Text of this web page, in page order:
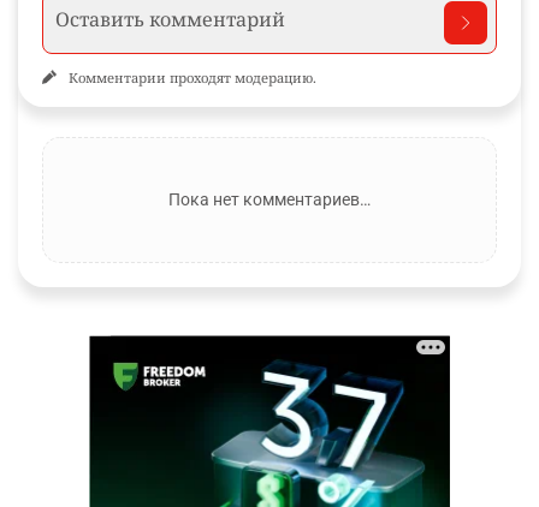
Комментарии проходят модерацию.
Пока нет комментариев…